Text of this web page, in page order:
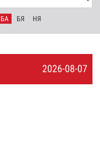
БА БЯ НЯ
2026-08-07